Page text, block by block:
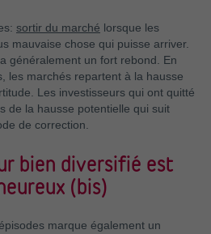
sortir du marché lorsque les
mauvaise chose qui puisse arriver.
généralement un fort rebond. En
les marchés repartent à la hausse
Les investisseurs qui ont quitté
de la hausse potentielle qui suit
de correction.
bien diversifié est
(bis)
marque également un